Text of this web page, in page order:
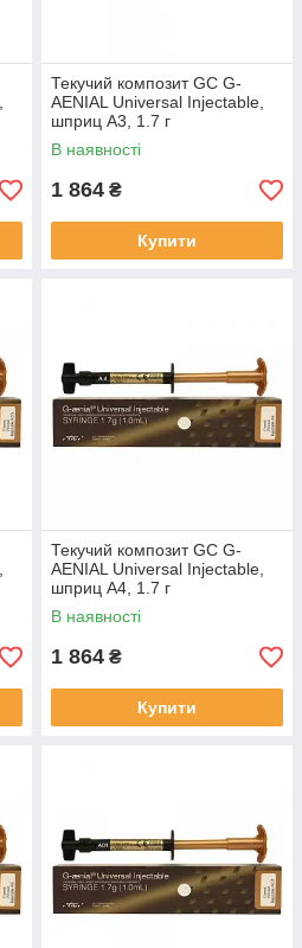
Текучий композит GC G-
AENIAL Universal Injectable,
шприц A3, 1.7 г
В наявності
1 864 ₴
Купити
Текучий композит GC G-
AENIAL Universal Injectable,
шприц A4, 1.7 г
В наявності
1 864 ₴
Купити